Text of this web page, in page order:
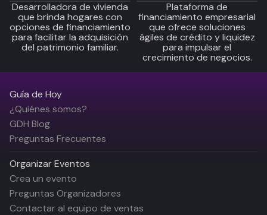
Desarrolladora de vivienda
que brinda hogares con
opciones de financiamiento
para facilitar la adquisición
del patrimonio familiar.
Plataforma de
financiamiento empresarial
que ofrece soluciones
ágiles de crédito y liquidez
para impulsar el
crecimiento de negocios.
Guía de Hoy
¿Quiénes somos?
GDH Blog
Preguntas Frecuentes
Organizar Eventos
Crea un evento
Preguntas Organizadores
Contactar al equipo de ventas